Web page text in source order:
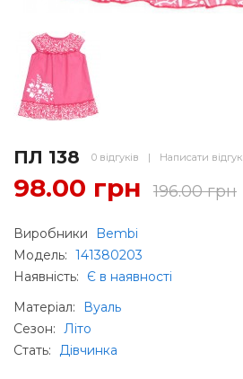
ПЛ 138 0 відгуків | Написати відгук
98.00 грн 196.00 грн
Виробники
Bembi
Модель: 141380203
Наявність:
Є в наявності
Матеріал:
Вуаль
Сезон: Літо
Стать: Дівчинка